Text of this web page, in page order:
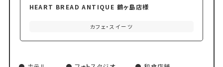
HEART BREAD ANTIQUE 鶴ヶ島店様
カフェ・スイーツ